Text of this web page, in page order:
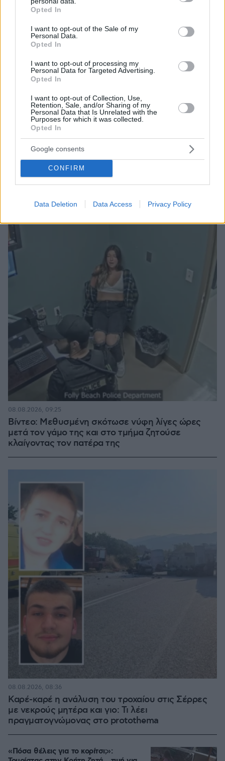
grant or deny consent to Google and its third-party tags to
use your data for below specified purposes in below Google
consent section.
Opted In
I want to opt-out of the Sale of my
Personal Data.
Opted In
I want to opt-out of processing my
Personal Data for Targeted Advertising.
Opted In
I want to opt-out of Collection, Use,
Retention, Sale, and/or Sharing of my
Personal Data that Is Unrelated with the
Purposes for which it was collected.
Opted In
Google consents
CONFIRM
Data Deletion Data Access Privacy Policy
Το «σκουλήκι του διαβόλου» που ζει 1,3 χιλιόμετρα
κάτω από τη Γη και αλλάζει όσα γνωρίζαμε για τη
ζωή: «Οι άνθρωποι δεν κυβερνάμε τον κόσμο»
08.08.2026, 08:57
Βίντεο: Μεθυσμένη σκότωσε νύφη λίγες ώρες
μετά τον γάμο της και στο τμήμα ζητούσε
κλαίγοντας τον πατέρα της
08.08.2026, 09:25
Καρέ-καρέ η ανάλυση του τροχαίου στις Σέρρες
με νεκρούς μητέρα και γιο: Τι λέει
πραγματογνώμονας στο protothema
08.08.2026, 08:36
«Πόσα θέλεις για το κορίτσι;»: